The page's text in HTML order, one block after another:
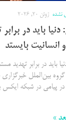
نشده ژوئن 20, 2026
دنیا باید در
انسانیت بایستد
باید در برابر تهدید
بین‌الملل
پیامی در شبکه ایکس
»